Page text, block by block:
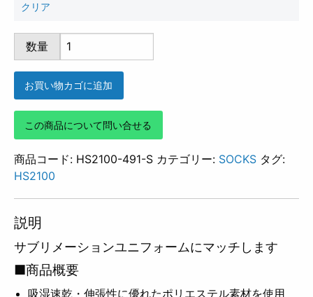
クリア
HS2100-
491
個
数量
お買い物カゴに追加
この商品について問い合せる
商品コード: HS2100-491-S カテゴリー: SOCKS タグ:
HS2100
説明
サブリメーションユニフォームにマッチします
■商品概要
吸湿速乾・伸張性に優れたポリエステル素材を使用